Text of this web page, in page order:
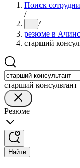
Поиск
/
... /
резюме в
старший
старший консультант
Резюме
Найти